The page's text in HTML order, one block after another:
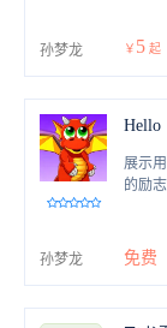
孙梦龙 ￥ 5 起
孙梦龙
Hello
展示
的励
免费